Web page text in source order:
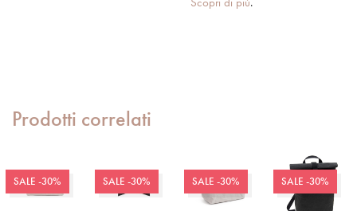
Prodotti correlati
SALE -30% SALE -30% SALE -30% SALE -30%